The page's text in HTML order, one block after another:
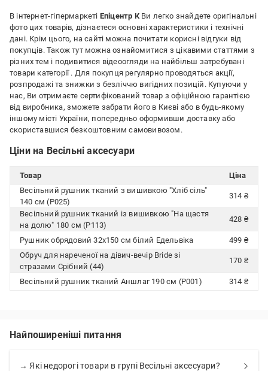
В інтернет-гіпермаркеті Епіцентр КВи легко знайдете оригінальні
фото цих товарів, дізнаєтеся основні характеристики і технічні
дані. Крім цього, на сайті можна почитати корисні відгуки від
покупців. Також тут можна ознайомитися з цікавими статтями з
різних тем і подивитися відеоогляди на найбільш затребувані
товари категорії . Для покупця регулярно проводяться акції,
розпродажі та знижки з безліччю вигідних позицій. Купуючи у
нас, Ви отримаєте сертифікований товар з офіційною гарантією
від виробника, зможете забрати його в Києві або в будь-якому
іншому місті України, попередньо оформивши доставку або
скориставшися безкоштовним самовивозом.
Ціни на Весільні аксесуари
Товар
Ціна
Весільний рушник тканий з вишивкою "Хліб сіль"
140 см (Р025)
314 ₴
Весільний рушник тканий із вишивкою "На щастя
на долю" 180 см (Р113)
428 ₴
Рушник обрядовий 32x150 см білий Едельвіка
499 ₴
Обруч для нареченої на дівич-вечір Bride зі
стразами Срібний (44)
170 ₴
Весільний рушник тканий Аншлаг 190 см (Р001) 314 ₴
Найпоширеніші питання
→ Які недорогі товари в групі Весільні аксесуари?